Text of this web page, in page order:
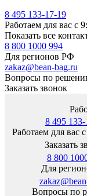
8 495 133-17-19
Работаем для вас с
Показать все
8 800 1000 994
Для регионов РФ
zakaz@bean-bag.ru
Вопросы по
Заказать звонок
8 495
Работаем для вас
Заказать
8 800
Для
Вопросы по